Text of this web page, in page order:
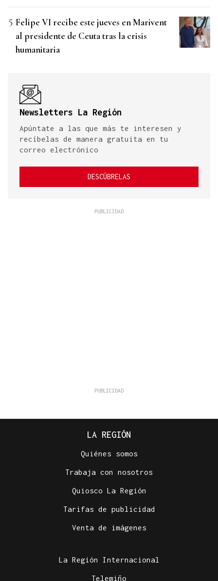
Felipe VI recibe este jueves en Marivent
al presidente de Ceuta tras la crisis
humanitaria
Newsletters La Región
Apúntate a las que más te interesen y
recíbelas de manera gratuita en tu
correo electrónico
DESCÚBRELAS
LA REGIÓN
Quiénes somos
Trabaja con nosotros
Quiosco La Región
Tarifas de publicidad
Venta de imágenes
La Región Internacional
Telemiño